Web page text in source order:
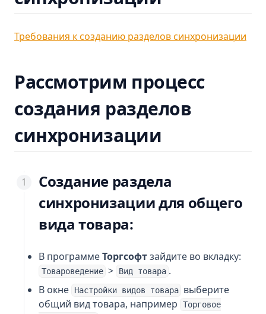
Требования к созданию разделов синхронизации
Рассмотрим процесс
создания разделов
синхронизации
Создание раздела
синхронизации для общего
вида товара:
В программеТоргсофтзайдите во вкладку:
Товароведение > Вид товара .
В окне
Настройки видов товара выберите
общий вид товара, например
Торговое